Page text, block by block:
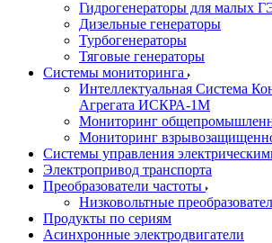
Гидрогенераторы для малых
Дизельные генераторы
Турбогенераторы
Тяговые генераторы
Системы мониторинга
Интеллектуальная Система
Агрегата ИСКРА-1М
Мониторинг
Мониторинг
Системы управления
Электропривод транспорта
Преобразователи частоты
Низковольтные
Продукты по сериям
Асинхронные электродвигатели